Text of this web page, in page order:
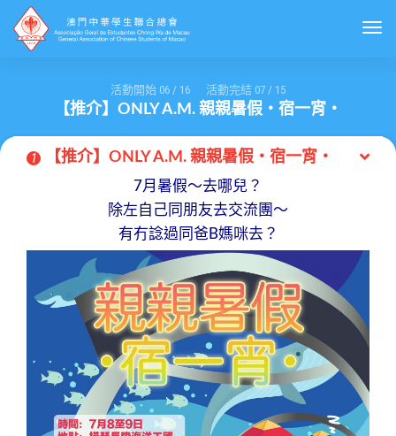
活動開始 06 / 16 活動完結 07 / 15
【推介】ONLY A.M. 親親暑假・宿一宵・
1 【推介】ONLY A.M. 親親暑假・宿一宵・
7月暑假～去哪兒？
除左自己同朋友去交流團～
有冇諗過同爸B媽咪去？